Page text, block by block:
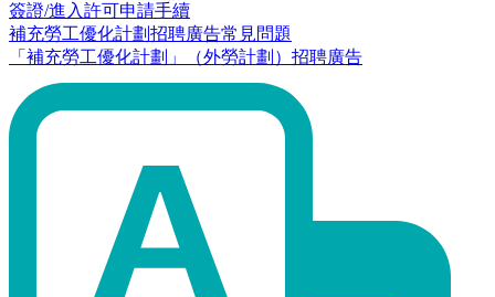
簽證/進入許可申請手續
補充勞工優化計劃招聘廣告常見問題
「補充勞工優化計劃」（外勞計劃）招聘廣告